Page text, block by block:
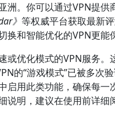
洲。你可以通过VPN提
》 等权威平台获取最新
和智能优化的VPN更能
或优化模式的VPN服务
的“游戏模式”已被多次
启用此类功能，确保每
明，建议在使用前详细